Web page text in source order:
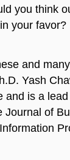
you think
your favor?
and
Yash
and is a
Journal of